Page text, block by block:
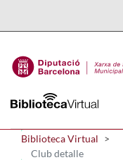
Biblioteca Virtual
Club detalle